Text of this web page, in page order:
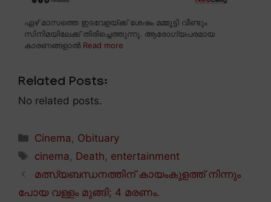
ഏഴ് മാസത്തെ ഇടവേളയ്ക്ക് ശേഷം മമ്മൂട്ടി വീണ്ടും
സിനിമയിലേക്ക് തിരിച്ചെത്തുന്നു. ആരോഗ്യപരമായ
കാരണങ്ങളാൽ Read more
Related Posts:
No related posts.
Categories
Cinema , Obituary
Tags
cinema , Death, entertainment
മത്സ്യബന്ധനത്തിന് കായംകുളത്ത് നിന്നും
പോയ വള്ളം മുങ്ങി; 4 മരണം.